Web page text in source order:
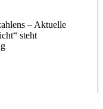
– Aktuelle
steht